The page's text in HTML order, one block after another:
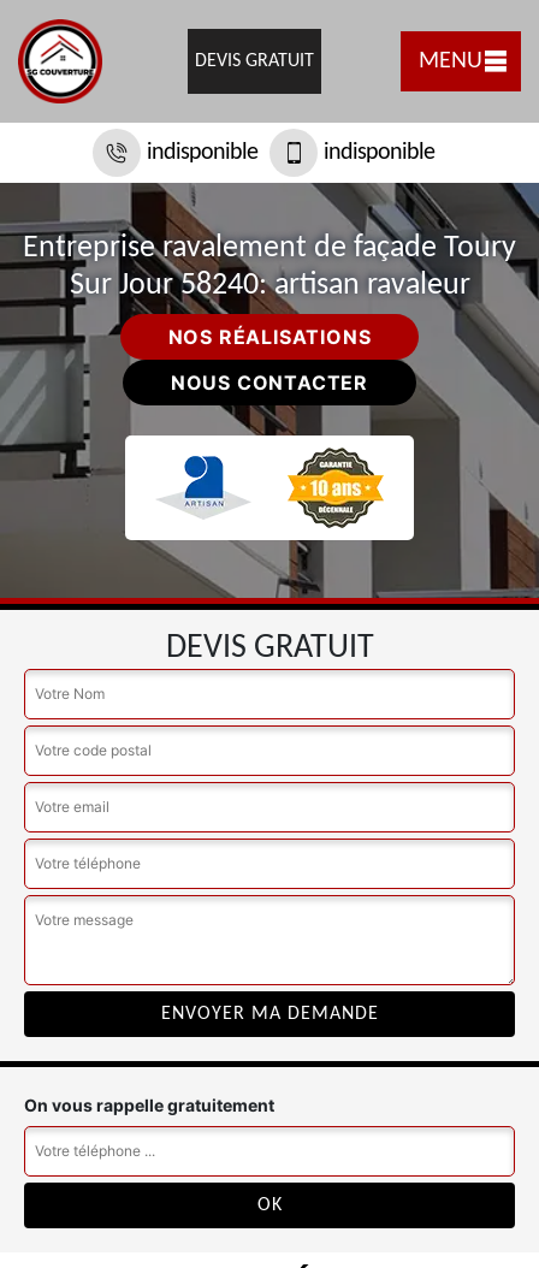
DEVIS GRATUIT MENU
indisponible indisponible
Entreprise ravalement de façade Toury
Sur Jour 58240: artisan ravaleur
NOS RÉALISATIONS
NOUS CONTACTER
DEVIS GRATUIT
On vous rappelle gratuitement